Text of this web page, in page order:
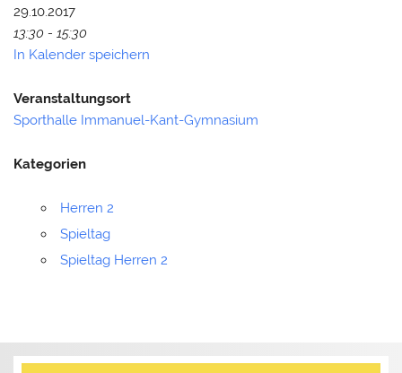
29.10.2017
13:30 - 15:30
In Kalender speichern
Veranstaltungsort
Sporthalle Immanuel-Kant-Gymnasium
Kategorien
Herren 2
Spieltag
Spieltag Herren 2